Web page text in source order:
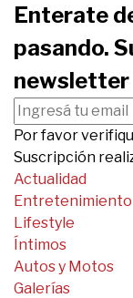
Enterate
pasando.
newsletter
Por favor
Suscripción
Actualidad
Entretenimiento
Lifestyle
Íntimos
Autos y Motos
Galerías